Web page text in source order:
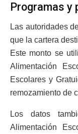
Programas y
Las autoridades
que la cartera
Este monto se
Alimentación
Escolares y
remozamiento de
Los datos
Alimentación